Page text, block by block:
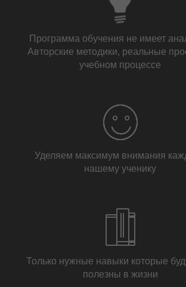
Программа обучения не имеет
Авторские методики, реальные
учебном процессе
Уделяем максимум внимания
нашему ученику
Только нужные навыки которые
полезны в жизни